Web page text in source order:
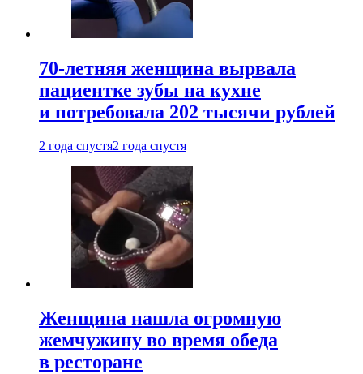
70-летняя женщина вырвала
пациентке зубы на кухне
и потребовала 202 тысячи рублей
2 года спустя2 года спустя
Женщина нашла огромную
жемчужину во время обеда
в ресторане